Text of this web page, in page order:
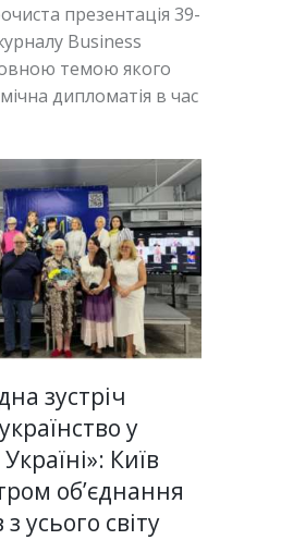
презентація 39-
Business
темою якого
дипломатія в час
зустріч
у
Київ
об’єднання
з усього світу